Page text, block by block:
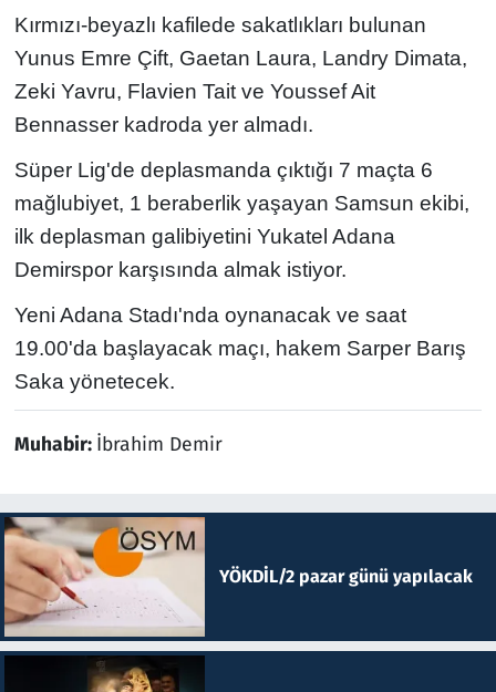
Kırmızı-beyazlı kafilede sakatlıkları bulunan
Yunus Emre Çift, Gaetan Laura, Landry Dimata,
Zeki Yavru, Flavien Tait ve Youssef Ait
Bennasser kadroda yer almadı.
Süper Lig'de deplasmanda çıktığı 7 maçta 6
mağlubiyet, 1 beraberlik yaşayan Samsun ekibi,
ilk deplasman galibiyetini Yukatel Adana
Demirspor karşısında almak istiyor.
Yeni Adana Stadı'nda oynanacak ve saat
19.00'da başlayacak maçı, hakem Sarper Barış
Saka yönetecek.
Muhabir: İbrahim Demir
YÖKDİL/2 pazar günü yapılacak
Spor
Televizyon